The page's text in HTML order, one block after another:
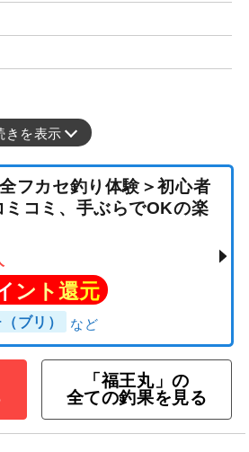
きを表示
全フカセ釣り体験＞初心者
コミコミ、手ぶらでOKの楽
♪
/人
ポイント還元
チ（ブリ）
「福王丸」の
全ての釣果を見る